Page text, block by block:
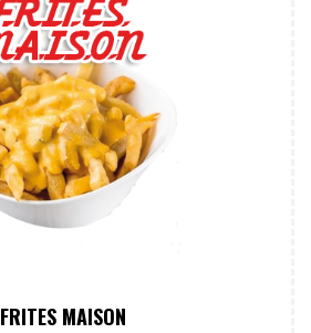
FRITES MAISON